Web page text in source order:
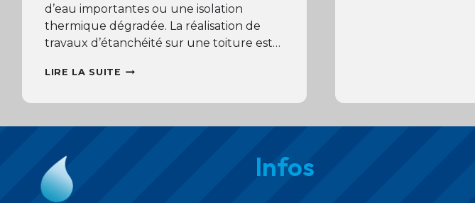
d’eau importantes ou une isolation
thermique dégradée. La réalisation de
travaux d’étanchéité sur une toiture est…
LIRE LA SUITE BONNES
Infos